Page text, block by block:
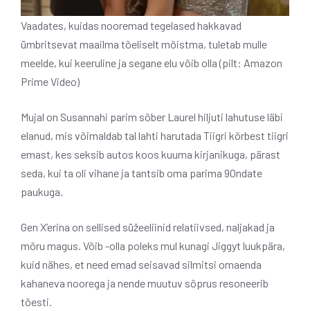
Vaadates, kuidas nooremad tegelased hakkavad
ümbritsevat maailma tõeliselt mõistma, tuletab mulle
meelde, kui keeruline ja segane elu võib olla (pilt: Amazon
Prime Video)
Mujal on Susannahi parim sõber Laurel hiljuti lahutuse läbi
elanud, mis võimaldab tal lahti harutada Tiigri kõrbest tiigri
emast, kes seksib autos koos kuuma kirjanikuga, pärast
seda, kui ta oli vihane ja tantsib oma parima 90ndate
paukuga.
Gen X’erina on sellised süžeeliinid relatiivsed, naljakad ja
mõru magus. Võib -olla poleks mul kunagi Jiggyt luukpära,
kuid nähes, et need emad seisavad silmitsi omaenda
kahaneva noorega ja nende muutuv sõprus resoneerib
tõesti.